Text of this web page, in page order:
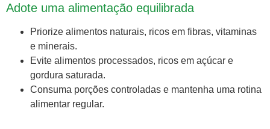
Adote uma alimentação equilibrada
Priorize alimentos naturais, ricos em fibras, vitaminas
e minerais.
Evite alimentos processados, ricos em açúcar e
gordura saturada.
Consuma porções controladas e mantenha uma rotina
alimentar regular.